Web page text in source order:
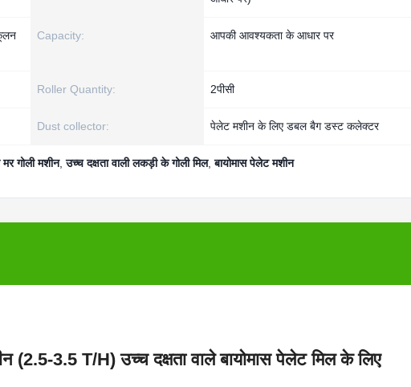
Capacity: आपकी आवश्यकता के आधार पर
Roller Quantity: 2पीसी
Dust collector: पेलेट मशीन के लिए डबल बैग डस्ट कलेक्टर
मर गोली मशीन,उच्च दक्षता वाली लकड़ी के गोली मिल,बायोमास पेलेट मशीन
(2.5-3.5 T/H) उच्च दक्षता वाले बायोमास पेलेट मिल के लिए